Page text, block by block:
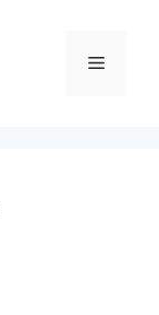
Meniu